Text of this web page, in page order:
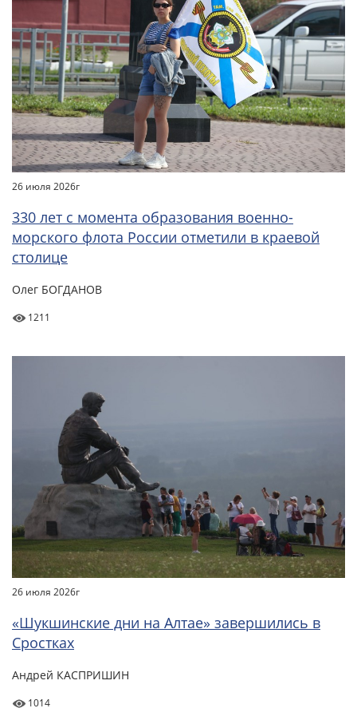
26 июля 2026г
330 лет с момента образования военно-
морского флота России отметили в краевой
столице
Олег БОГДАНОВ
1211
26 июля 2026г
«Шукшинские дни на Алтае» завершились в
Сростках
Андрей КАСПРИШИН
1014